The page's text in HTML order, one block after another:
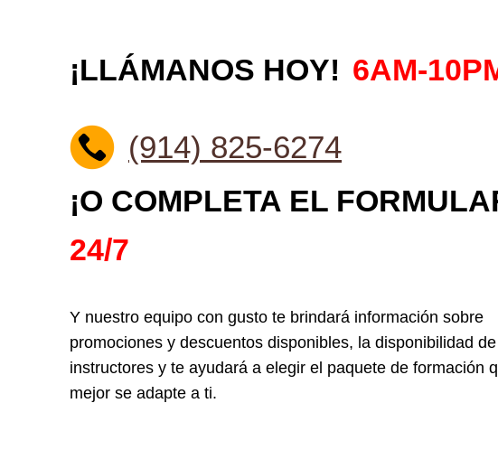
¡LLÁMANOS HOY! 6AM-
(914) 825-6274
¡O COMPLETA EL
24/7
Y nuestro equipo con gusto te brindará información sobre
promociones y descuentos disponibles, la disponibilidad de
instructores y te ayudará a elegir el paquete de formación
mejor se adapte a ti.